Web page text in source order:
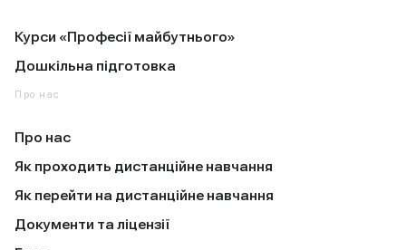
Курси «Професії майбутнього»
Дошкільна підготовка
Про нас
Про нас
Як проходить дистанційне навчання
Як перейти на дистанційне навчання
Документи та ліцензії